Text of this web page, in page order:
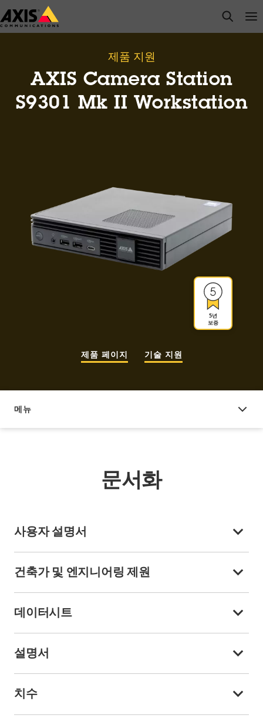
주
요
open
제품 지원
AXIS Camera Station
S9301 Mk II Workstation
5년
보증
제품 페이지 기술 지원
메뉴
문서화
문서화
사용자 설명서
건축가 및 엔지니어링 제원
데이터시트
설명서
치수